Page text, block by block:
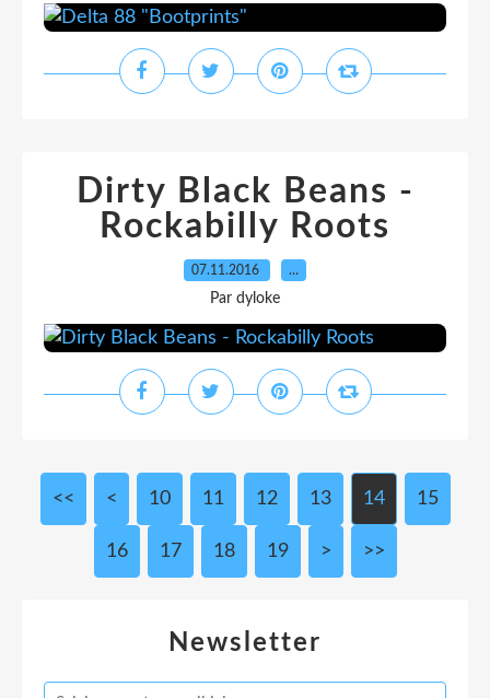
Dirty Black Beans -
Rockabilly Roots
07.11.2016 …
Par dyloke
<< < 10 11 12 13 14 15
16 17 18 19 > >>
Newsletter